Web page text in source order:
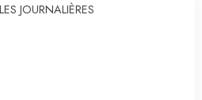
JOURNALIÈRES